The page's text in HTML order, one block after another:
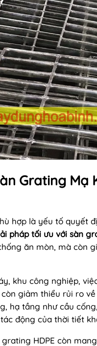
Grating Mạ
hợp là yếu tố quyết
pháp tối ưu với sàn
ăn mòn, mà còn
khu công nghiệp,
giảm thiểu rủi ro
hạ tầng như cầu
động của thời tiết
HDPE còn